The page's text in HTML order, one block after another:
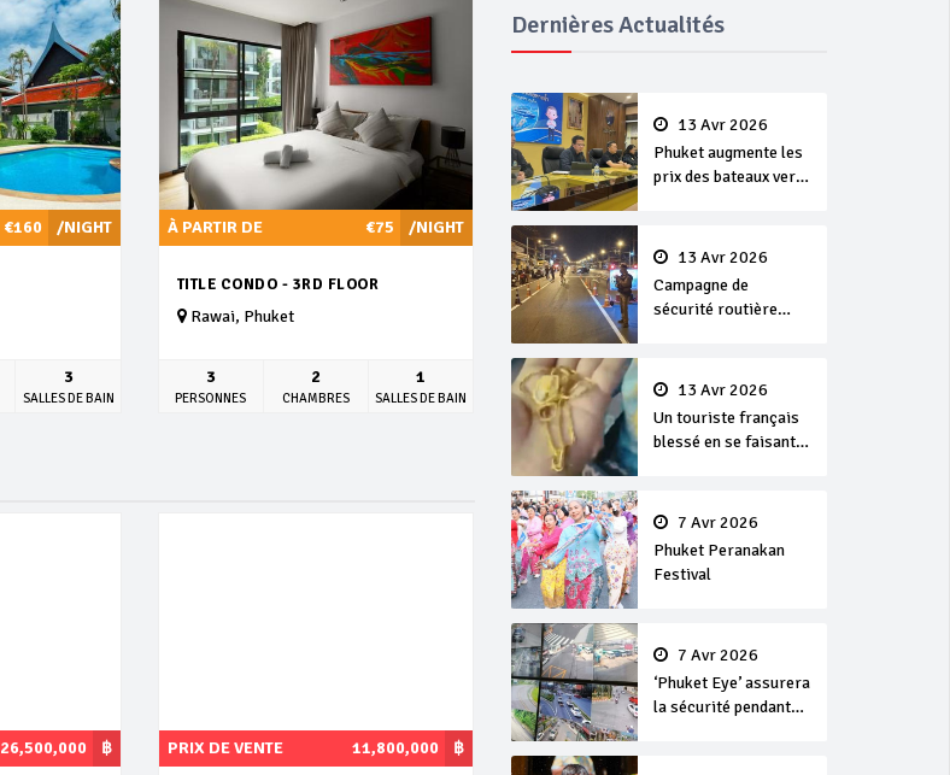
Dernières Actualités
13 Avr 2026
Phuket augmente les
prix des bateaux vers
13 Avr 2026
Campagne de
sécurité routière
13 Avr 2026
Un touriste français
blessé en se faisant
7 Avr 2026
Phuket Peranakan
Festival
7 Avr 2026
‘Phuket Eye’ assurera
la sécurité pendant
/NIGHT
€160
3
SALLES DE BAIN
/NIGHT
À PARTIR DE €75
TITLE CONDO - 3RD FLOOR
Rawai, Phuket
3
PERSONNES
2
CHAMBRES
1
SALLES DE BAIN
฿
26,500,000 ฿
PRIX DE VENTE 11,800,000